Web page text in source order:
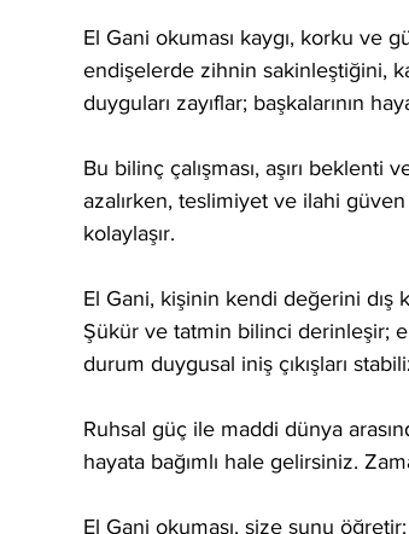
El Gani okuması kaygı, korku ve
endişelerde zihnin sakinleştiğini,
duyguları zayıflar; başkalarının
Bu bilinç çalışması, aşırı beklenti
azalırken, teslimiyet ve ilahi
kolaylaşır.
El Gani, kişinin kendi değerini dış
Şükür ve tatmin bilinci derinleşir;
durum duygusal iniş çıkışları
Ruhsal güç ile maddi dünya
hayata bağımlı hale gelirsiniz.
El Gani okuması, size şunu öğretir: